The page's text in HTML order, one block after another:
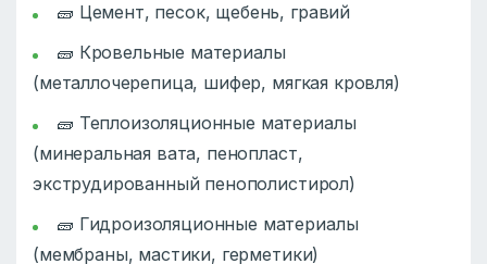
🧱 Цемент, песок, щебень, гравий
🧱 Кровельные материалы
(металлочерепица, шифер, мягкая кровля)
🧱 Теплоизоляционные материалы
(минеральная вата, пенопласт,
экструдированный пенополистирол)
🧱 Гидроизоляционные материалы
(мембраны, мастики, герметики)